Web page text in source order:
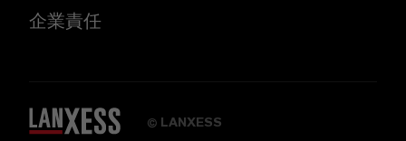
企業責任
© LANXESS